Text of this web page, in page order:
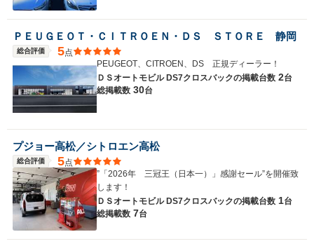
ＰＥＵＧＥＯＴ・ＣＩＴＲＯＥＮ・ＤＳ ＳＴＯＲＥ 静岡
総合評価 5点
PEUGEOT、CITROEN、DS 正規ディーラー！
ＤＳオートモビル DS7クロスバックの掲載台数 2台
総掲載数 30台
プジョー高松／シトロエン高松
総合評価 5点
”「2026年 三冠王（日本一）」感謝セール”を開催致
します！
ＤＳオートモビル DS7クロスバックの掲載台数 1台
総掲載数 7台